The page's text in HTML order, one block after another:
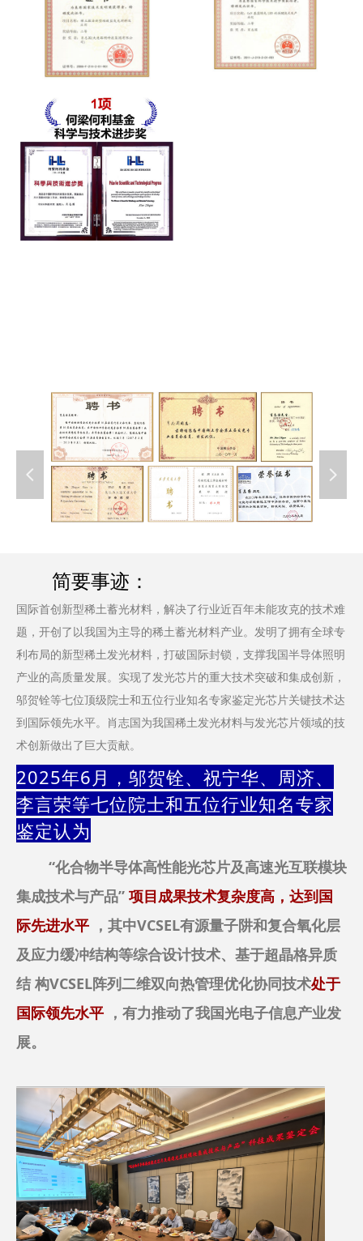
넳 넲
2025年6月，邬贺铨、祝宁华、周济、
李言荣等七位院士和五位行业知名专家
鉴定认为
“化合物半导体高性能光芯片及高速光互联模块
集成技术与产品” 项目成果技术复杂度高，达到国
际先进水平 ，其中VCSEL有源量子阱和复合氧化层
及应力缓冲结构等综合设计技术、基于超晶格异质
结 构VCSEL阵列二维双向热管理优化协同技术处于
国际领先水平 ，有力推动了我国光电子信息产业发
展。
简要事迹：
国际首创新型稀土蓄光材料，解决了行业近百年未能攻克的技术难
题，开创了以我国为主导的稀土蓄光材料产业。发明了拥有全球专
利布局的新型稀土发光材料，打破国际封锁，支撑我国半导体照明
产业的高质量发展。实现了发光芯片的重大技术突破和集成创新，
邬贺铨等七位顶级院士和五位行业知名专家鉴定光芯片关键技术达
到国际领先水平。肖志国为我国稀土发光材料与发光芯片领域的技
术创新做出了巨大贡献。